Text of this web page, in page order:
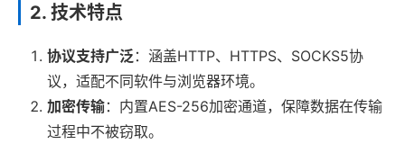
2. 技术特点
协议支持广泛 ：涵盖HTTP、HTTPS、SOCKS5协
议，适配不同软件与浏览器环境。
加密传输：内置AES-256加密通道，保障数据在传输
过程中不被窃取。